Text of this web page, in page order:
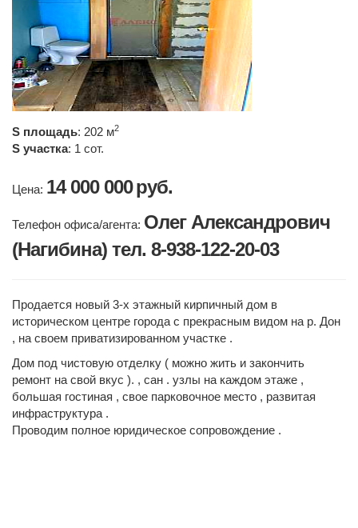
S площадь: 202 м2
S участка: 1 сот.
Цена: 14 000 000руб.
Телефон офиса/агента: Олег Александрович
(Нагибина) тел. 8-938-122-20-03
Продается новый 3-х этажный кирпичный дом в
историческом центре города с прекрасным видом на р. Дон
, на своем приватизированном участке .
Дом под чистовую отделку ( можно жить и закончить
ремонт на свой вкус ). , сан . узлы на каждом этаже ,
большая гостиная , свое парковочное место , развитая
инфраструктура .
Проводим полное юридическое сопровождение .